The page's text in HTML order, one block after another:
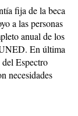
fija de la beca
a las personas
anual de los
En última
Espectro
necesidades